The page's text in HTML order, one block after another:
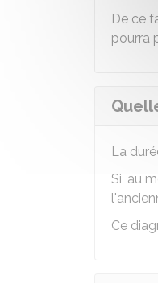
De ce
pourra
La
Si, au
Ce